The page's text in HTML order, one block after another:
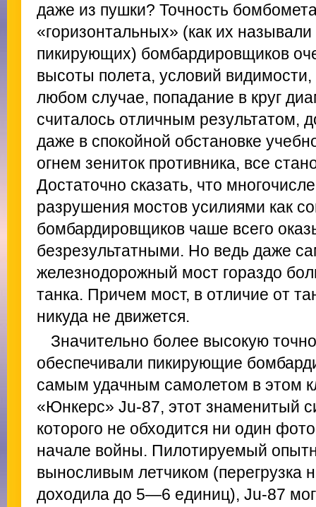
даже из пушки? Точность
«горизонтальных» (как их
пикирующих) бомбардировщиков
высоты полета, условий
любом случае, попадание в круг
считалось отличным результатом,
даже в спокойной обстановке
огнем зениток противника, все
Достаточно сказать, что
разрушения мостов усилиями как
бомбардировщиков чаше всего
безрезультатными. Но ведь даже
железнодорожный мост гораздо
танка. Причем мост, в отличие от
никуда не движется.
Значительно более высокую
обеспечивали пикирующие
самым удачным самолетом в этом
«Юнкерс» Ju-87, этот знаменитый
которого не обходится ни один
начале войны. Пилотируемый
выносливым летчиком (перегрузка
доходила до 5—6 единиц), Ju-87 мог